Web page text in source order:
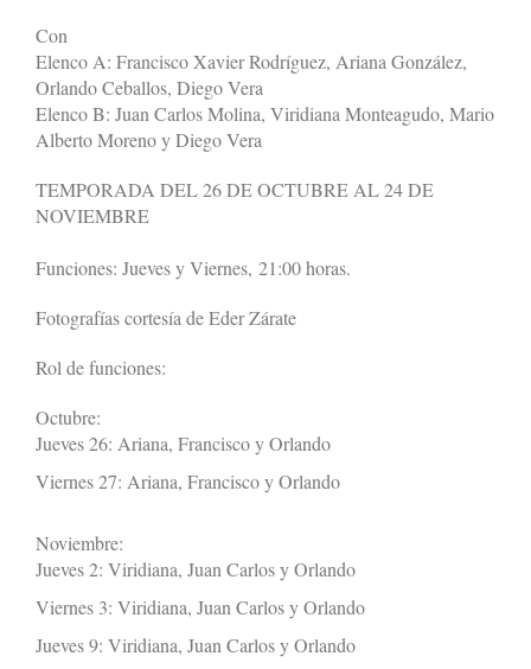
Con
Elenco A: Francisco Xavier Rodríguez, Ariana González,
Orlando Ceballos, Diego Vera
Elenco B: Juan Carlos Molina, Viridiana Monteagudo, Mario
Alberto Moreno y Diego Vera
TEMPORADA DEL 26 DE OCTUBRE AL 24 DE
NOVIEMBRE
Funciones: Jueves y Viernes, 21:00 horas.
Fotografías cortesía de Eder Zárate
Rol de funciones:
Octubre:
Jueves 26: Ariana, Francisco y Orlando
Viernes 27: Ariana, Francisco y Orlando
Noviembre:
Jueves 2: Viridiana, Juan Carlos y Orlando
Viernes 3: Viridiana, Juan Carlos y Orlando
Jueves 9: Viridiana, Juan Carlos y Orlando